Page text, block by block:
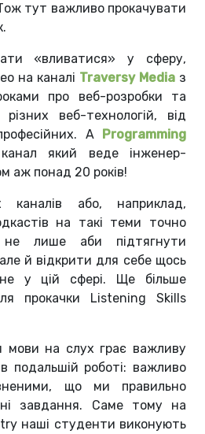
тут важливо прокачувати
«вливатися» у сферу,
на каналі Traversy Media з
про веб-розробки та
веб-технологій, від
А
Programming
який веде інженер-
аж понад 20 років!
каналів або, наприклад,
на такі теми точно
лише аби підтягнути
й відкрити для себе щось
у цій сфері. Ще більше
прокачки Listening Skills
мови на слух грає важливу
подальшій роботі: важливо
що ми правильно
завдання. Саме тому на
наші студенти виконують